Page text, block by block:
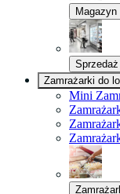
Magazyn
Zamrażarki do
Mini